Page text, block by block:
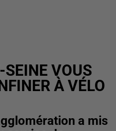
VOUS
À VÉLO
a mis